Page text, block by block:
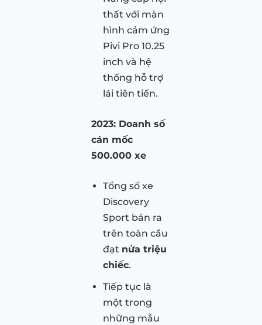
thất với màn
hình cảm ứng
Pivi Pro 10.25
inch và hệ
thống hỗ trợ
lái tiên tiến.
2023: Doanh số
cán mốc
500.000 xe
Tổng số xe
Discovery
Sport bán ra
trên toàn cầu
đạt nửa triệu
chiếc.
Tiếp tục là
một trong
những mẫu